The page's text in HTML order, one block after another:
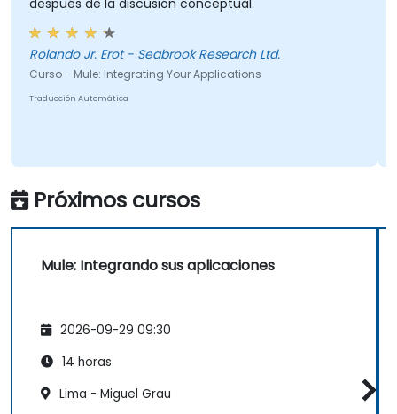
aplicaciones y fuentes de datos dentro
del entorno Eclipse con funcionalidad de
arrastrar y soltar.
Reducir el tiempo de desarrollo y los
costes de mantenimiento mediante la
después de la discusión conceptual.
Rolando Jr. Erot - Seabrook Research Ltd.
Curso - Mule: Integrating Your Applications
Traducción Automática
Próximos cursos
Mule: Integrando sus aplicaciones
2026-09-29 09:30
14 horas
Lima - Miguel Grau